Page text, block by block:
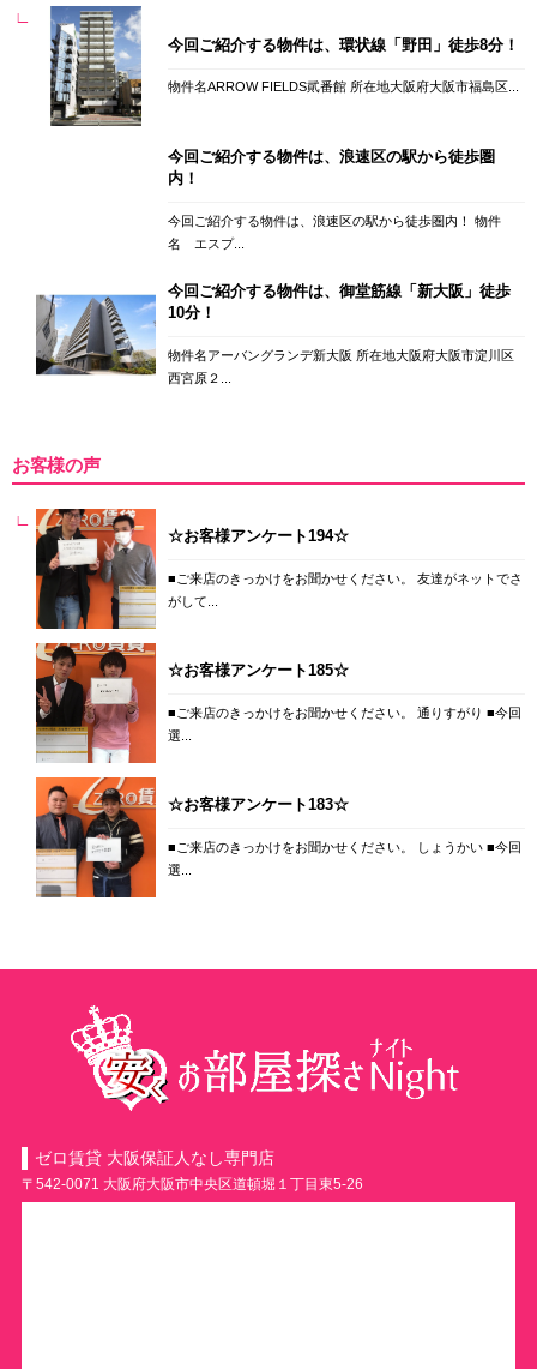
今回ご紹介する物件は、環状線「野田」徒歩8分！
物件名ARROW FIELDS貮番館 所在地大阪府大阪市福島区...
今回ご紹介する物件は、浪速区の駅から徒歩圏
内！
今回ご紹介する物件は、浪速区の駅から徒歩圏内！ 物件
名 エスプ...
今回ご紹介する物件は、御堂筋線「新大阪」徒歩
10分！
物件名アーバングランデ新大阪 所在地大阪府大阪市淀川区
西宮原２...
お客様の声
☆お客様アンケート194☆
■ご来店のきっかけをお聞かせください。 友達がネットでさ
がして...
☆お客様アンケート185☆
■ご来店のきっかけをお聞かせください。 通りすがり ■今回
選...
☆お客様アンケート183☆
■ご来店のきっかけをお聞かせください。 しょうかい ■今回
選...
ゼロ賃貸 大阪保証人なし専門店
〒542-0071 大阪府大阪市中央区道頓堀１丁目東5-26